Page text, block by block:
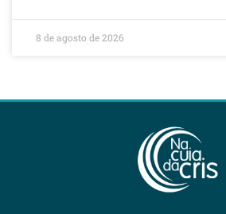
8 de agosto de 2026